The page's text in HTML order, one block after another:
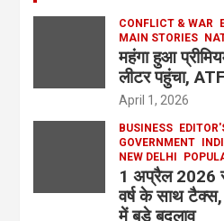
CONFLICT & WAR
MAIN STORIES
महंगा हुआ
लीटर पहुंचा,
April 1, 2026
BUSINESS
GOVERNMENT
NEW DELHI
1 अप्रैल 2026
वर्ष के साथ
में बड़े बदलाव